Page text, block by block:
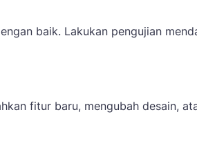
baik. Lakukan pengujian
fitur baru, mengubah desain,